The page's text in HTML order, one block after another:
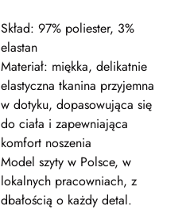
Skład: 97% poliester, 3%
elastan
Materiał: miękka, delikatnie
elastyczna tkanina przyjemna
w dotyku, dopasowująca się
do ciała i zapewniająca
komfort noszenia
Model szyty w Polsce, w
lokalnych pracowniach, z
dbałością o każdy detal.